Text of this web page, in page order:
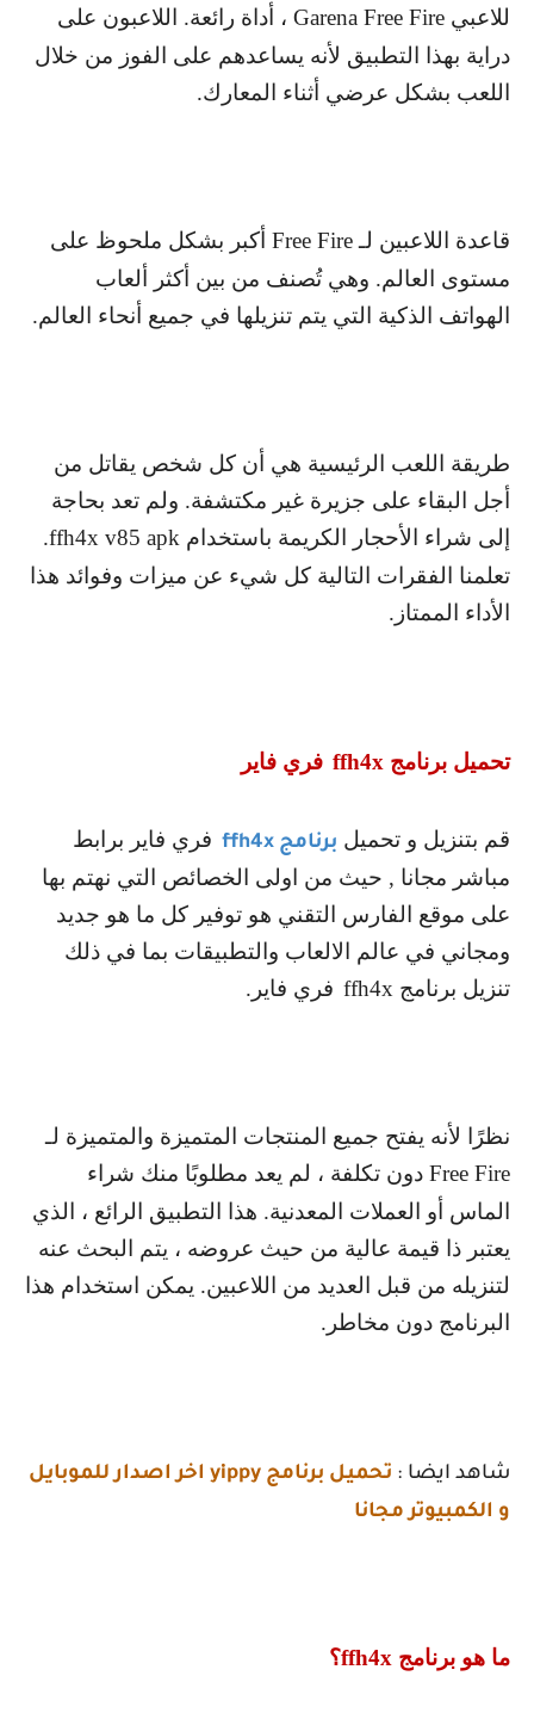
للاعبي Garena Free Fire ، أداة رائعة. اللاعبون على
دراية بهذا التطبيق لأنه يساعدهم على الفوز من خلال
اللعب بشكل عرضي أثناء المعارك.
قاعدة اللاعبين لـFree Fire أكبر بشكل ملحوظ على
مستوى العالم. وهي تُصنف من بين أكثر ألعاب
الهواتف الذكية التي يتم تنزيلها في جميع أنحاء العالم.
طريقة اللعب الرئيسية هي أن كل شخص يقاتل من
أجل البقاء على جزيرة غير مكتشفة. ولم تعد بحاجة
إلى شراء الأحجار الكريمة باستخدام ffh4x v85 apk
.
تعلمنا الفقرات التالية كل شيء عن ميزات وفوائد هذا
الأداء الممتاز.
تحميل برنامج ffh4x فري فاير
قم بتنزيل و تحميل برنامج ffh4x فري فاير برابط
مباشر مجانا , حيث من اولى الخصائص التي نهتم بها
على موقع الفارس التقني هو توفير كل ما هو جديد
ومجاني في عالم الالعاب والتطبيقات بما في ذلك
تنزيل برنامج ffh4x فري فاير.
نظرًا لأنه يفتح جميع المنتجات المتميزة والمتميزة لـ
Free Fire دون تكلفة ، لم يعد مطلوبًا منك شراء
الماس أو العملات المعدنية. هذا التطبيق الرائع ، الذي
يعتبر ذا قيمة عالية من حيث عروضه ، يتم البحث عنه
لتنزيله من قبل العديد من اللاعبين. يمكن استخدام هذا
البرنامج دون مخاطر.
شاهد ايضا :
تحميل برنامج yippy اخر اصدار للموبايل
و الكمبيوتر مجانا
ما هو برنامج ffh4x؟